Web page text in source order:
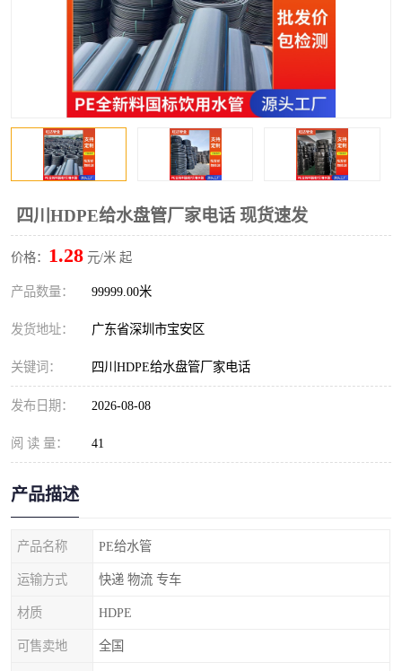
四川HDPE给水盘管厂家电话 现货速发
价格： 1.28 元/米 起
产品数量： 99999.00米
发货地址： 广东省深圳市宝安区
关键词： 四川HDPE给水盘管厂家电话
发布日期： 2026-08-08
阅 读 量： 41
产品描述
产品名称 PE给水管
运输方式 快递 物流 专车
材质 HDPE
可售卖地 全国